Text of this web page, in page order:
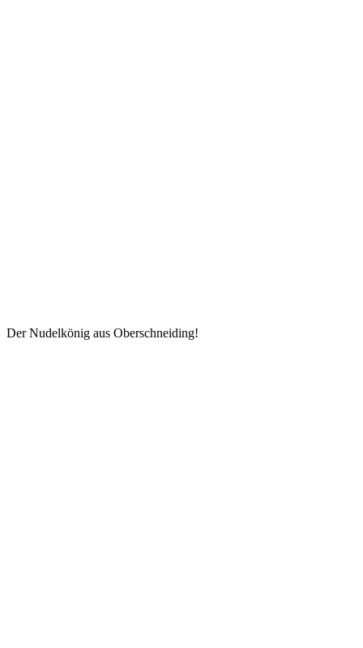
Der Nudelkönig aus Oberschneiding!